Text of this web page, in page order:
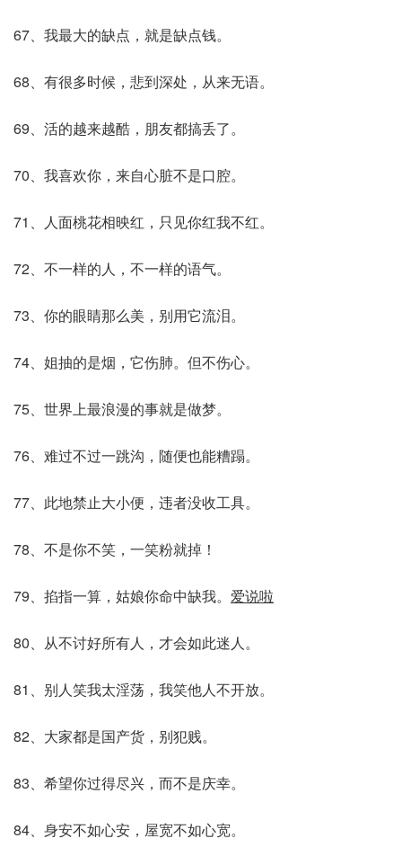
67、我最大的缺点，就是缺点钱。
68、有很多时候，悲到深处，从来无语。
69、活的越来越酷，朋友都搞丢了。
70、我喜欢你，来自心脏不是口腔。
71、人面桃花相映红，只见你红我不红。
72、不一样的人，不一样的语气。
73、你的眼睛那么美，别用它流泪。
74、姐抽的是烟，它伤肺。但不伤心。
75、世界上最浪漫的事就是做梦。
76、难过不过一跳沟，随便也能糟蹋。
77、此地禁止大小便，违者没收工具。
78、不是你不笑，一笑粉就掉！
79、掐指一算，姑娘你命中缺我。 爱说啦
80、从不讨好所有人，才会如此迷人。
81、别人笑我太淫荡，我笑他人不开放。
82、大家都是国产货，别犯贱。
83、希望你过得尽兴，而不是庆幸。
84、身安不如心安，屋宽不如心宽。